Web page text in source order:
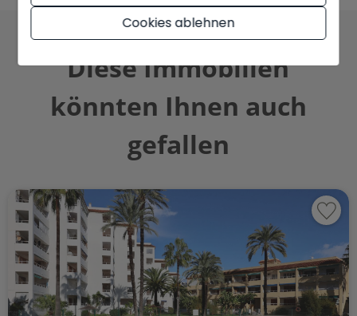
Diese Immobilien
könnten Ihnen auch
gefallen
Cookies ablehnen